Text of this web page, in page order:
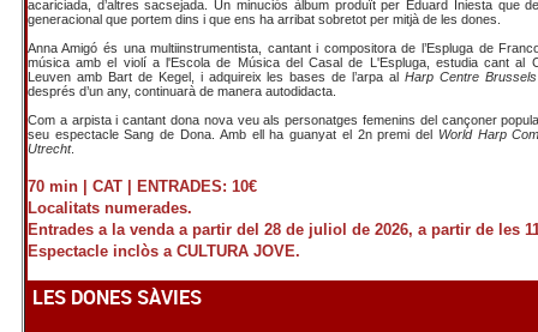
acariciada, d’altres sacsejada. Un minuciós àlbum produït per Eduard Iniesta que
generacional que portem dins i que ens ha arribat sobretot per mitjà de les dones.
Anna Amigó és una multiinstrumentista, cantant i compositora de l’Espluga de
música amb el violí a l'Escola de Música del Casal de L'Espluga, estudia cant al
Leuven amb Bart de Kegel, i adquireix les bases de l’arpa alHarp Centre Brussels
després d’un any, continuarà de manera autodidacta.
Com a arpista i cantant dona nova veu als personatges femenins del cançoner
seu espectacle Sang de Dona. Amb ell ha guanyat el 2n premi del World Harp
Utrecht.
70 min | CAT |
ENTRADES: 10€
Localitats numerades.
Entrades a la venda a partir del 28 de juliol de 2026, a partir de les
Espectacle inclòs a CULTURA JOVE.
LES DONES SÀVIES